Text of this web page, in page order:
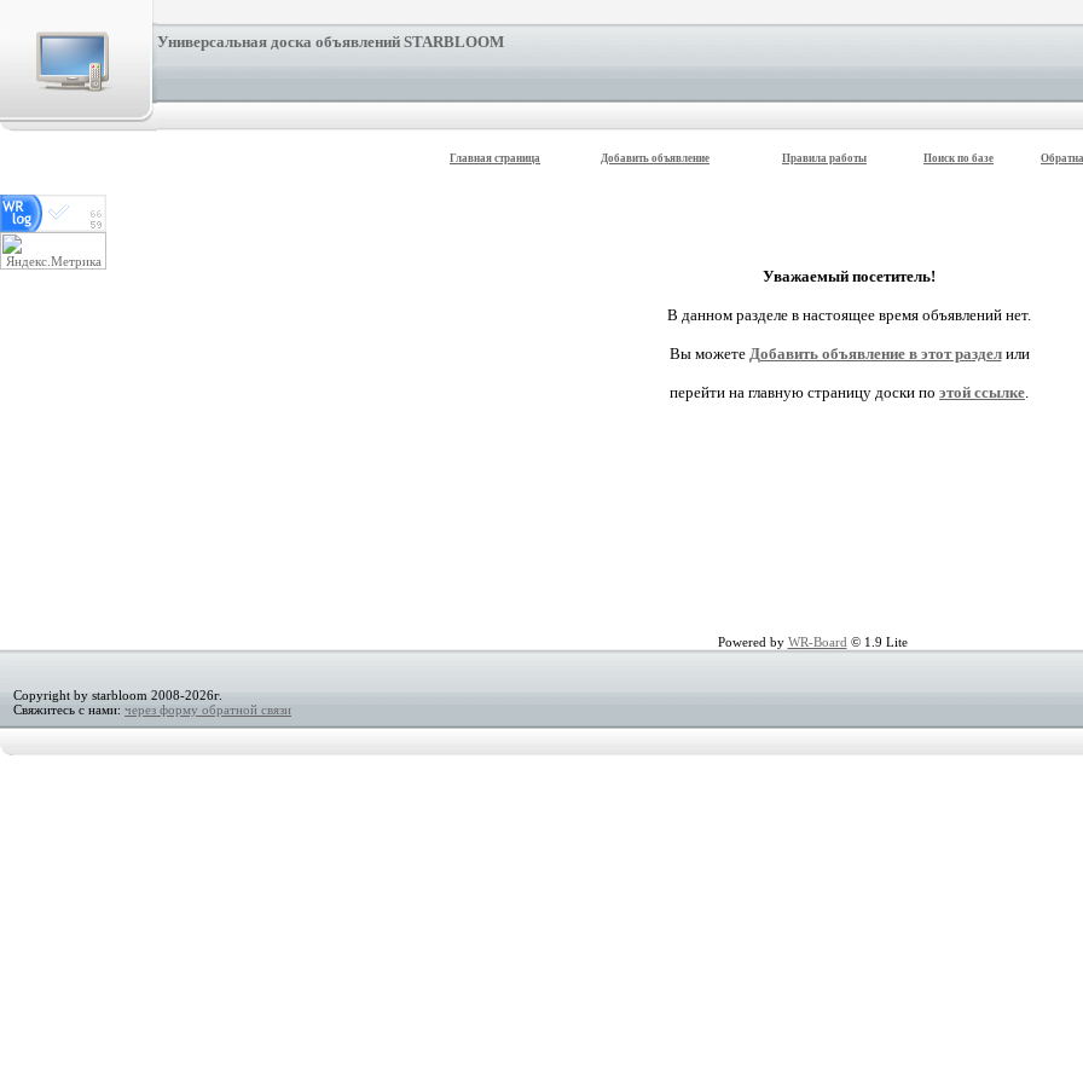
Универсальная доска объявлений STARBLOOM
Главная страница Добавить объявление Правила работы Поиск по базе
Уважаемый посетитель!
В данном разделе в настоящее время объявлений нет.
Вы можете Добавить объявление в этот разделили
перейти на главную страницу доски по этой ссылке.
Powered by WR-Board © 1.9 Lite
Copyright by starbloom 2008-2026г.
Свяжитесь с нами: через форму обратной связи